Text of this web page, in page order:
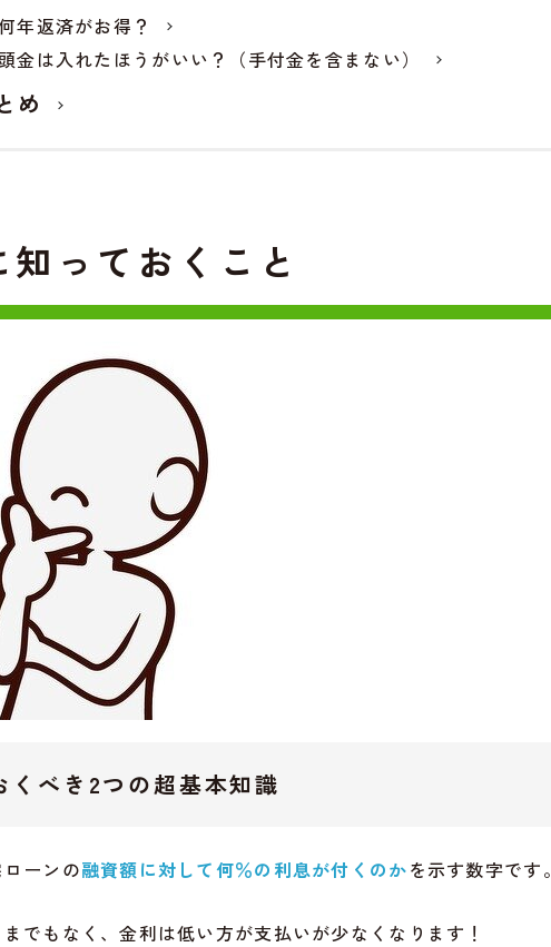
年返済がお得？
金は入れたほうがいい？（手付金を含まない）
め
知っておくこと
くべき2つの超基本知識
ローンの融資額に対して何％の利息が付くのかを示す数字です。
なく、金利は低い方が支払いが少なくなります！